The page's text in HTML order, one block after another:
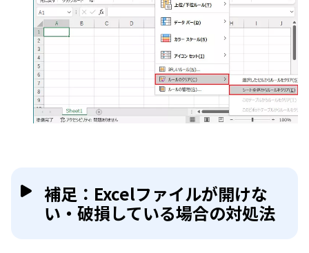
補足：Excelファイルが開けな
い・破損している場合の対処法